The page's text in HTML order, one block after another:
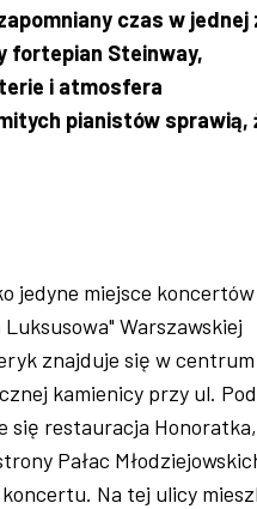
czas w jednej
fortepian Steinway,
i atmosfera
pianistów sprawią,
jedyne miejsce koncertów
Warszawskiej
znajduje się w centrum
kamienicy przy ul.
się restauracja
Pałac
Na tej ulicy